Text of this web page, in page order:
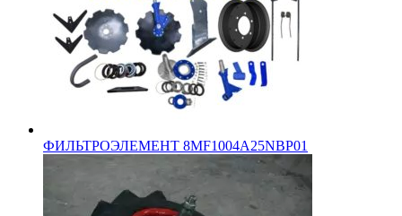
ФИЛЬТРОЭЛЕМЕНТ 8MF1004A25NBP01